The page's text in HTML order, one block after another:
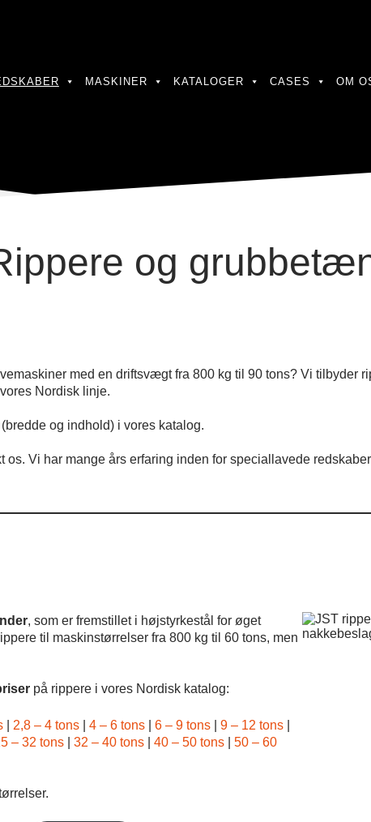
MASKINER KATALOGER CASES OM
og
med en driftsvægt fra 800 kg til 90 tons? Vi tilbyder
Nordisk linje.
(bredde og indhold) i vores katalog.
Vi har mange års erfaring inden for speciallavede
, som er fremstillet i højstyrkestål for øget
til maskinstørrelser fra 800 kg til 60 tons, men
på rippere i vores Nordisk katalog:
2,8 – 4 tons 4 – 6 tons 6 – 9 tons 9 – 12 tons
– 32 tons 32 – 40 tons 40 – 50 tons
50 – 60